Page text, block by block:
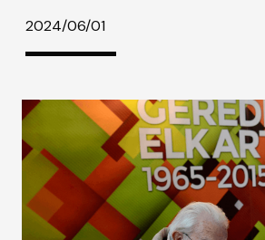
2024/06/01